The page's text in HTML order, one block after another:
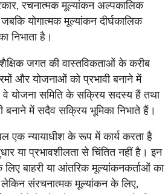
रचनात्मक मूल्यांकन अल्पकालिक
योगात्मक मूल्यांकन दीर्घकालिक
निभाता है।
जगत की वास्तविकताओं के करीब
और योजनाओं को प्रभावी बनाने में
वे योजना समिति के सक्रिय सदस्य हैं तथा
बनाने में सदैव सक्रिय भूमिका निभाते हैं।
एक न्यायाधीश के रूप में कार्य करता है
या प्रभावशीलता से चिंतित नहीं है। इन
बाहरी या आंतरिक मूल्यांकनकर्ताओं का
संरचनात्मक मूल्यांकन के लिए,